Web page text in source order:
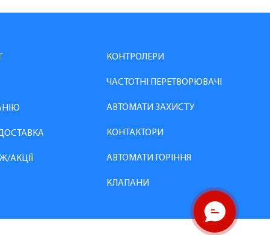
АКЦІЇ
КОНТРОЛЕРИ
ЧАСТОТНІ ПЕРЕТВОРЮВАЧІ
АВТОМАТИ ЗАХИСТУ
КОНТАКТОРИ
АВТОМАТИ ГОРІННЯ
КЛАПАНИ